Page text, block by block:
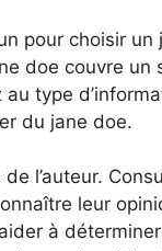
pour choisir
doe couvre
type
du jane doe.
l’auteur.
leur
à